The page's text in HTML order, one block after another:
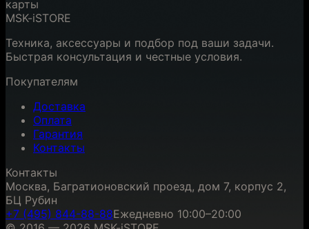
карты
MSK-iSTORE
Техника, аксессуары и подбор под ваши задачи.
Быстрая консультация и честные условия.
Покупателям
Доставка
Оплата
Гарантия
Контакты
Контакты
Москва, Багратионовский проезд, дом 7, корпус 2,
БЦ Рубин
+7 (495) 844-88-88Ежедневно 10:00–20:00